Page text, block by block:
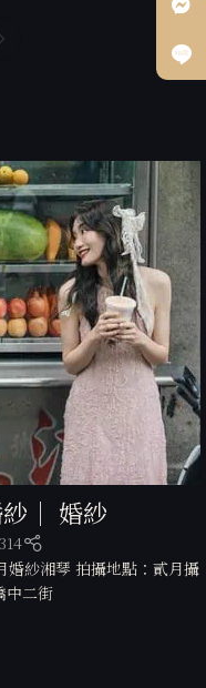
｜ 婚紗
紗湘琴 拍攝地點：貳月攝
中二街